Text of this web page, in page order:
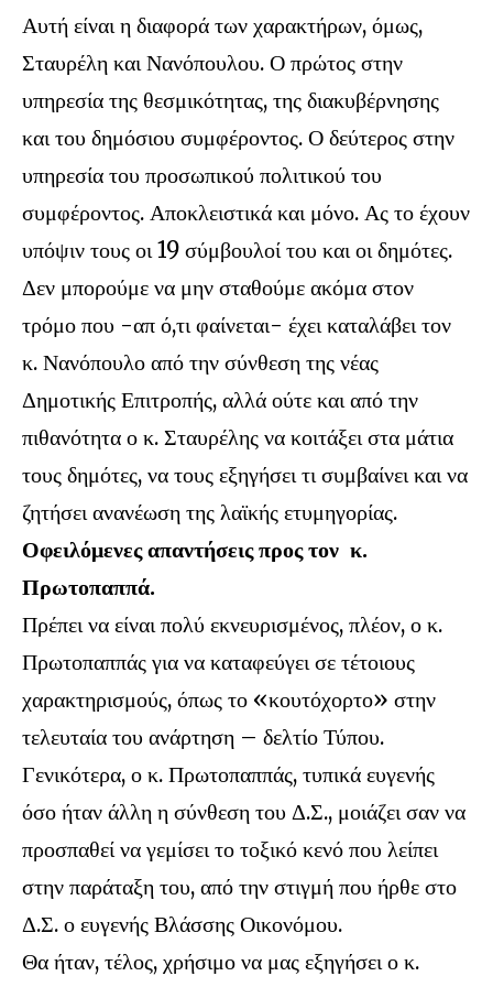
Αυτή είναι η διαφορά των χαρακτήρων, όμως,
Σταυρέλη και Νανόπουλου. Ο πρώτος στην
υπηρεσία της θεσμικότητας, της διακυβέρνησης
και του δημόσιου συμφέροντος. Ο δεύτερος στην
υπηρεσία του προσωπικού πολιτικού του
συμφέροντος. Αποκλειστικά και μόνο. Ας το έχουν
υπόψιν τους οι 19 σύμβουλοί του και οι δημότες.
Δεν μπορούμε να μην σταθούμε ακόμα στον
τρόμο που -απ ό,τι φαίνεται- έχει καταλάβει τον
κ. Νανόπουλο από την σύνθεση της νέας
Δημοτικής Επιτροπής, αλλά ούτε και από την
πιθανότητα ο κ. Σταυρέλης να κοιτάξει στα μάτια
τους δημότες, να τους εξηγήσει τι συμβαίνει και να
ζητήσει ανανέωση της λαϊκής ετυμηγορίας.
Οφειλόμενες απαντήσεις προς τον κ.
Πρωτοπαππά.
Πρέπει να είναι πολύ εκνευρισμένος, πλέον, ο κ.
Πρωτοπαππάς για να καταφεύγει σε τέτοιους
χαρακτηρισμούς, όπως το «κουτόχορτο» στην
τελευταία του ανάρτηση – δελτίο Τύπου.
Γενικότερα, ο κ. Πρωτοπαππάς, τυπικά ευγενής
όσο ήταν άλλη η σύνθεση του Δ.Σ., μοιάζει σαν να
προσπαθεί να γεμίσει το τοξικό κενό που λείπει
στην παράταξη του, από την στιγμή που ήρθε στο
Δ.Σ. ο ευγενής Βλάσσης Οικονόμου.
Θα ήταν, τέλος, χρήσιμο να μας εξηγήσει ο κ.